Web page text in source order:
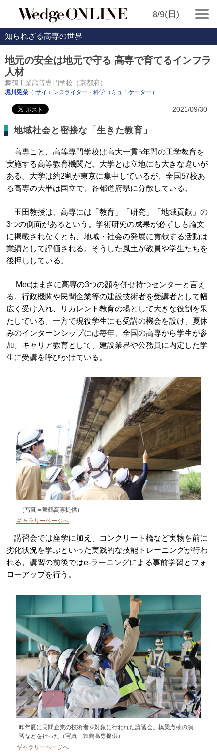
8/9(日)
知られざる高専の世界
地元の安全は地元で守る 高専で育てるインフラ
人材
舞鶴工業高等専門学校（京都府）
堀川晃菜 （ サイエンスライター・科学コミュニケーター）
2021/09/30
地域社会と密接な「生きた教育」
高専こと、高等専門学校は高大一貫5年間の工学教育を
実施する高等教育機関だ。大学とは立地にも大きな違いが
ある。大学は約2割が東京に集中しているが、全国57校あ
る高専の大半は国立で、各都道府県に分散している。
玉田教授は、高専には「教育」「研究」「地域貢献」の
3つの側面があるという。学術研究の成果が必ずしも論文
に掲載されなくとも、地域・社会の発展に貢献する活動は
業績として評価される。そうした風土が教員や学生たちを
後押ししている。
iMecはまさに高専の3つの顔を併せ持つセンターと言え
る。行政機関や民間企業等の建設技術者を受講者として幅
広く受け入れ、リカレント教育の場として大きな役割を果
たしている。一方で現役学生にも受講の機会を設け、夏休
みのインターンシップには毎年、全国の高専から学生が参
加。キャリア教育として、建設業界や公務員に内定した学
生に受講を呼びかけている。
（写真＝舞鶴高専提供）
ギャラリーページへ
講習会では座学に加え、コンクリート橋など実物を前に
劣化状況を学ぶといった実践的な技能トレーニングが行わ
れる。講習の前後ではe-ラーニングによる事前学習とフォ
ローアップを行う。
昨年夏に民間企業の技術者を対象に行われた講習会。橋梁点検の演
習などを行った（写真＝舞鶴高専提供）
ギャラリーページへ